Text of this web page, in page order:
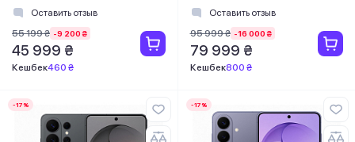
S942BZKGEUC)
Оставить отзыв
55 199 ₴ -9 200 ₴
45 999 ₴
Кешбек460 ₴
(SM-S948BZVHEUC)
Оставить отзыв
95 999 ₴ -16 000 ₴
79 999 ₴
Кешбек800 ₴
-17% -17%